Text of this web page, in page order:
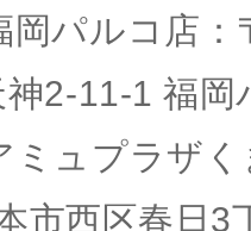
岡パルコ店
2-11-1 福岡
ミュプラザ
市西区春日3